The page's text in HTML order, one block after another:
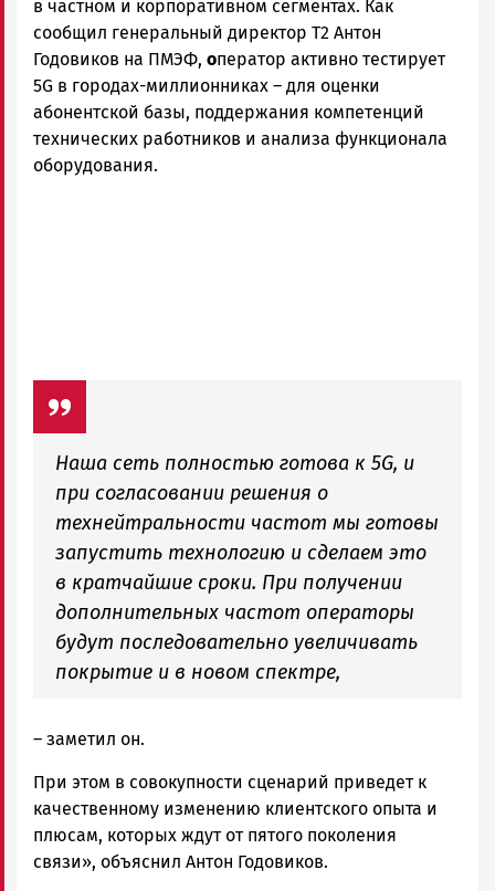
в частном и корпоративном сегментах. Как
сообщил генеральный директор Т2 Антон
Годовиков на ПМЭФ, оператор активно тестирует
5G в городах-миллионниках – для оценки
абонентской базы, поддержания компетенций
технических работников и анализа функционала
оборудования.
Наша сеть полностью готова к 5G, и
при согласовании решения о
технейтральности частот мы готовы
запустить технологию и сделаем это
в кратчайшие сроки. При получении
дополнительных частот операторы
будут последовательно увеличивать
покрытие и в новом спектре,
– заметил он.
При этом в совокупности сценарий приведет к
качественному изменению клиентского опыта и
плюсам, которых ждут от пятого поколения
связи», объяснил Антон Годовиков.